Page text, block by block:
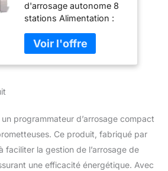
d'arrosage autonome 8
stations Alimentation :
et étanche. Indice de
protection : IP 68. 3
programmes, 8 initiations
programmateur d’arrosage compact
Ce produit, fabriqué par
faciliter la gestion de l’arrosage de
une efficacité énergétique. Avec